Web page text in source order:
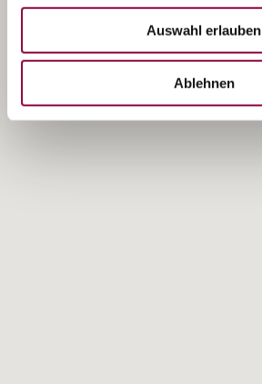
Auswahl erlauben
Ablehnen